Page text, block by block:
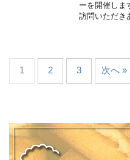
ーを開催しま
訪問いただき
1 2 3 次へ »